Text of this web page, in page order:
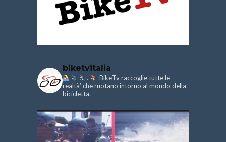
biketvitalia
.
BikeTv raccoglie tutte le
realtà’ che ruotano intorno al mondo della
bicicletta.